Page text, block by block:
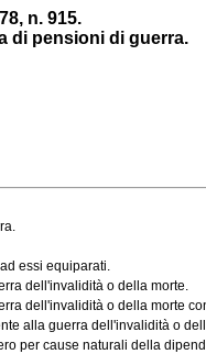
n. 915.
di pensioni di guerra.
essi equiparati.
dell'invalidità o della morte.
dell'invalidità o della morte
alla guerra dell'invalidità o
per cause naturali della